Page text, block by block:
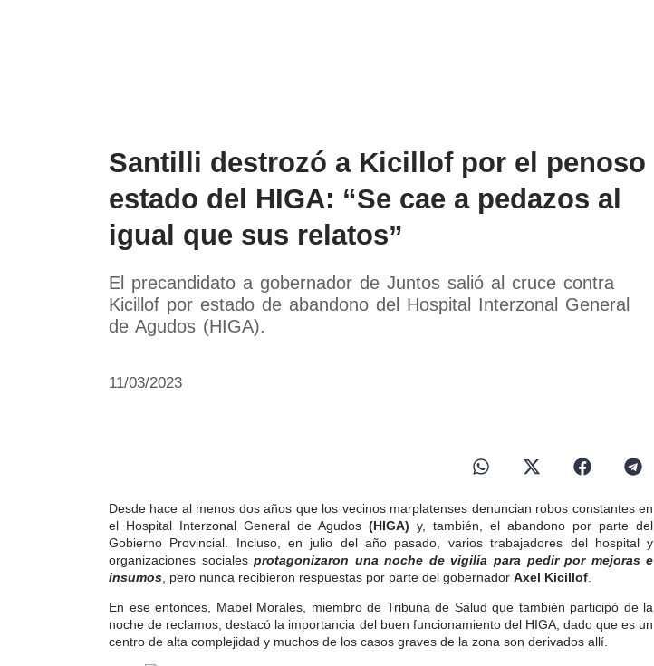
Santilli destrozó a Kicillof por el penoso
estado del HIGA: “Se cae a pedazos al
igual que sus relatos”
El precandidato a gobernador de Juntos salió al cruce contra
Kicillof por estado de abandono del Hospital Interzonal General
de Agudos (HIGA).
11/03/2023
Desde hace al menos dos años que los vecinos marplatenses denuncian robos constantes en
el Hospital Interzonal General de Agudos (HIGA)y, también, el abandono por parte del
Gobierno Provincial. Incluso, en julio del año pasado, varios trabajadores del hospital y
organizaciones socialesprotagonizaron una noche de vigilia para pedir por mejoras e
insumos , pero nunca recibieron respuestas por parte del gobernador Axel Kicillof
En ese entonces, Mabel Morales, miembro de Tribuna de Salud que también participó de la
noche de reclamos, destacó la importancia del buen funcionamiento del HIGA, dado quees un
centro de alta complejidad y muchos de los casos graves de la zona son derivados allí.